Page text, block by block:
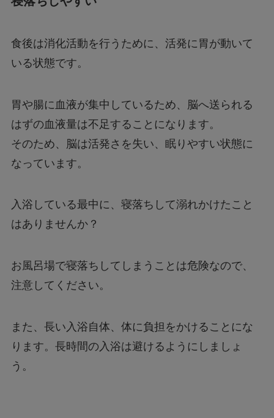
食後は消化活動を行うために、活発に胃が動いて
いる状態です。
胃や腸に血液が集中しているため、脳へ送られる
はずの血液量は不足することになります。
そのため、脳は活発さを失い、眠りやすい状態に
なっています。
入浴している最中に、寝落ちして溺れかけたこと
はありませんか？
お風呂場で寝落ちしてしまうことは危険なので、
注意してください。
また、長い入浴自体、体に負担をかけることにな
ります。長時間の入浴は避けるようにしましょ
う。